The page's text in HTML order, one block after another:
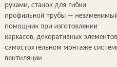
руками, станок для гибки
профильной трубы —
помощник при изготовлении
каркасов, декоративных
самостоятельном монтаже
вентиляции